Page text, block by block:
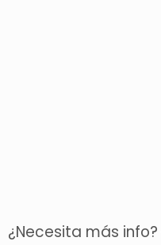
¿Necesita más info?